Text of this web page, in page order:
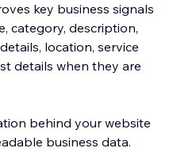
key business signals
category, description,
location, service
details when they are
behind your website
business data.